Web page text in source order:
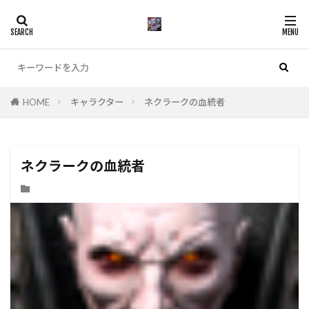
HOME キャラクター ネクラークの血統者
ネクラークの血統者
カテゴリー